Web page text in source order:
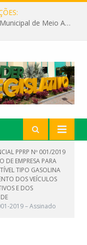
Câmara recebe palestra da Secretária Municipal de Meio Ambiente sobre as ações da “SEMANA DO MEIO AMBIENTE”
PPRP Nº 001/2019
DE EMPRESA PARA
TIPO GASOLINA
DOS VEÍCULOS
E DOS
2019 – Assinado